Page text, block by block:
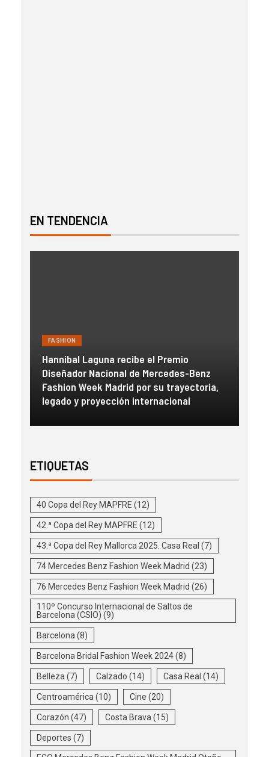
EN TENDENCIA
FASHION
Hannibal Laguna recibe el Premio
Diseñador Nacional de Mercedes-Benz
Fashion Week Madrid por su trayectoria,
legado y proyección internacional
ETIQUETAS
40 Copa del Rey MAPFRE (12)
42.ª Copa del Rey MAPFRE (12)
43.ª Copa del Rey Mallorca 2025. Casa Real (7)
74 Mercedes Benz Fashion Week Madrid (23)
76 Mercedes Benz Fashion Week Madrid (26)
110º Concurso Internacional de Saltos de
Barcelona (CSIO) (9)
Barcelona (8)
Barcelona Bridal Fashion Week 2024(8)
Belleza (7) Calzado (14) Casa Real (14)
Centroamérica (10) Cine (20)
Corazón (47) Costa Brava (15)
Deportes (7)